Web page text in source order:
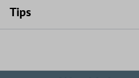
Tips